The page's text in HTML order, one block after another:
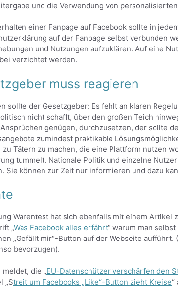
und die Verwendung von
einer Fanpage auf Facebook sollte in
auf der Fanpage selbst verbunden
und Nutzungen aufzuklären. Auf eine
verzichtet werden.
muss reagieren
sollte der Gesetzgeber: Es fehlt an klaren
nicht schafft, über den großen Teich
genügen, durchzusetzen, der sollte
zumindest praktikable
zu Tätern zu machen, die eine Plattform nutzen
tummelt. Nationale Politik und einzelne
Sie können zur Zeit nur informieren und dazu
Warentest hat sich ebenfalls mit einem Artikel
„Was Facebook alles erfährt“ warum man
„Gefällt mir“-Button auf der Webseite aufführt.
bevorzugen).
meldet, die „EU-Datenschützer verschärfen den
„Streit um Facebooks „Like“-Button zieht Kreise“